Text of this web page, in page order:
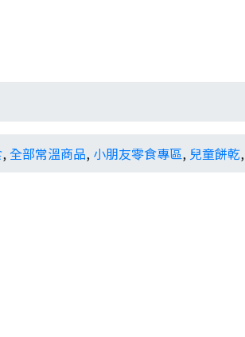
,全部常溫商品, 小朋友零食專區, 兒童餅乾,